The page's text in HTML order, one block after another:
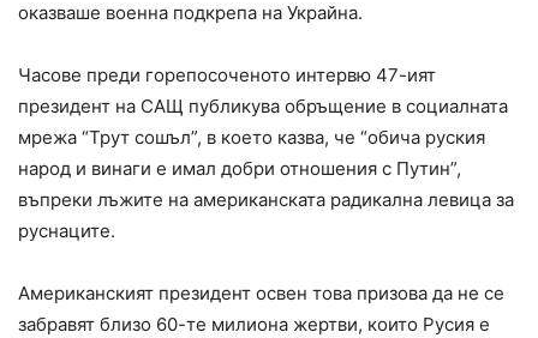
оказваше военна подкрепа на Украйна.
Часове преди горепосоченото интервю 47-ият
президент на САЩ публикува обръщение в социалната
мрежа “Трут сошъл”, в което казва, че “обича руския
народ и винаги е имал добри отношения с Путин”,
въпреки лъжите на американската радикална левица за
руснаците.
Американският президент освен това призова да не се
забравят близо 60-те милиона жертви, които Русия е